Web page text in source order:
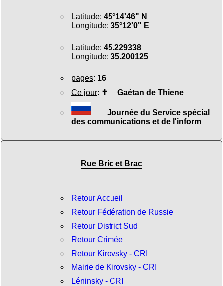
Latitude: 45°14'46" N
Longitude: 35°12'0" E
Latitude: 45.229338
Longitude: 35.200125
pages: 16
Ce jour: ✝ Gaétan de Thiene
Journée du Service spécial
des communications et de l'inform
Rue Bric et Brac
Retour Accueil
Retour Fédération de Russie
Retour District Sud
Retour Crimée
Retour Kirovsky - CRI
Mairie de Kirovsky - CRI
Léninsky - CRI